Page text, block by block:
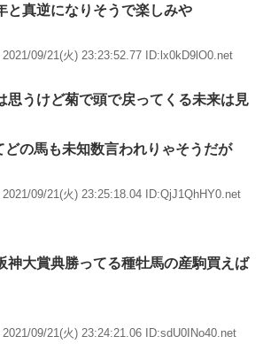
と真逆になりそうで楽しみや
2021/09/21(火) 23:23:52.77 ID:lx0kD9lO0.net
思うけど菊で頭で戻ってくる未来は見
の馬も未知数言われりゃそうだが
2021/09/21(火) 23:25:18.04 ID:QjJ1QhHY0.net
神大賞典勝ってる種牡馬の産駒買えば
2021/09/21(火) 23:24:21.06 ID:sdU0INo40.net